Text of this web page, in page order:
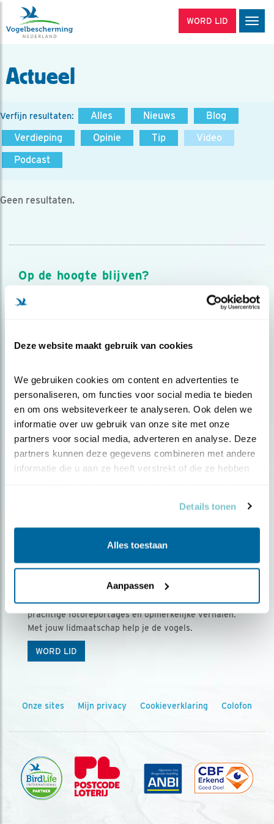
Deze website maakt gebruik van cookies
We gebruiken cookies om content en advertenties te
personaliseren, om functies voor social media te bieden
en om ons websiteverkeer te analyseren. Ook delen we
informatie over uw gebruik van onze site met onze
partners voor social media, adverteren en analyse. Deze
partners kunnen deze gegevens combineren met andere
informatie die u aan ze heeft verstrekt of die ze hebben
Details tonen
Alles toestaan
Aanpassen
WORD LID
Actueel
Verfijn resultaten: Alles Nieuws
Blog
Verdieping
Opinie Tip
Video
Podcast
Geen resultaten.
Op de hoogte blijven?
Meld je aan en ontvang nieuws, inspiratie, acties en tips
over vogels en activiteiten van Vogelbescherming.
Ontvang 5 x Vogels voor € 36,00 per jaar
Vogels is het tijdschrift voor onze leden, met
prachtige fotoreportages en opmerkelijke verhalen.
Met jouw lidmaatschap help je de vogels.
WORD LID
Onze sites Mijn privacy Cookieverklaring Colofon